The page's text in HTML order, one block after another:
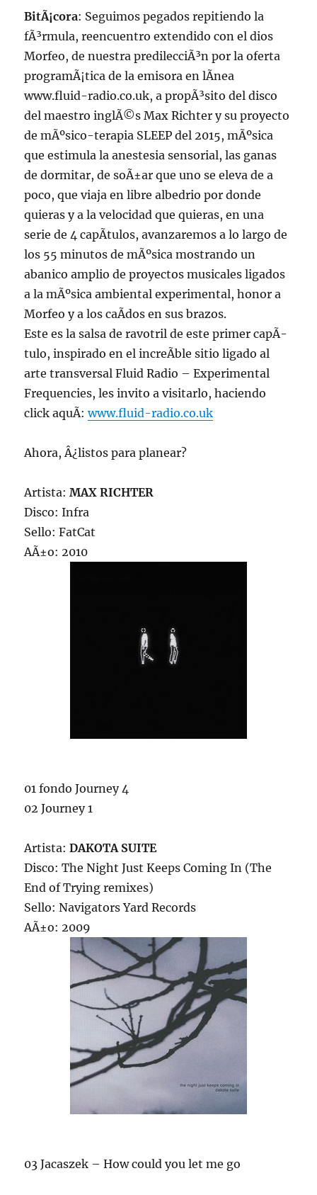
BitÃ¡cora: Seguimos pegados repitiendo la
fÃ³rmula, reencuentro extendido con el dios
Morfeo, de nuestra predilecciÃ³n por la oferta
programÃ¡tica de la emisora en lÃ­nea
www.fluid-radio.co.uk, a propÃ³sito del disco
del maestro inglÃ©s Max Richter y su proyecto
de mÃºsico-terapia SLEEP del 2015, mÃºsica
que estimula la anestesia sensorial, las ganas
de dormitar, de soÃ±ar que uno se eleva de a
poco, que viaja en libre albedrio por donde
quieras y a la velocidad que quieras, en una
serie de 4 capÃ­tulos, avanzaremos a lo largo de
los 55 minutos de mÃºsica mostrando un
abanico amplio de proyectos musicales ligados
a la mÃºsica ambiental experimental, honor a
Morfeo y a los caÃ­dos en sus brazos.
Este es la salsa de ravotril de este primer capÃ­
tulo, inspirado en el increÃ­ble sitio ligado al
arte transversal Fluid Radio – Experimental
Frequencies, les invito a visitarlo, haciendo
click aquÃ­:www.fluid-radio.co.uk
Ahora, Â¿listos para planear?
Artista:MAX RICHTER
Disco: Infra
Sello: FatCat
AÃ±o: 2010
01 fondo Journey 4
02 Journey 1
Artista:DAKOTA SUITE
Disco: The Night Just Keeps Coming In (The
End of Trying remixes)
Sello: Navigators Yard Records
AÃ±o: 2009
03 Jacaszek – How could you let me go